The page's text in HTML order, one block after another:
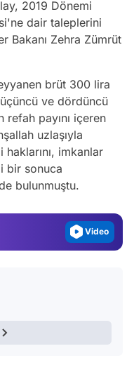
2019 Dönemi
dair taleplerini
Bakanı Zehra Zümrüt
brüt 300 lira
ve dördüncü
refah payını içeren
uzlaşıyla
imkanlar
bir sonuca
bulunmuştu.
Video